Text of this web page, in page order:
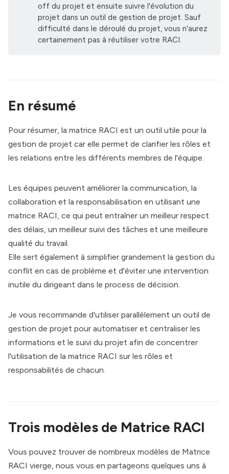
off du projet et ensuite suivre l'évolution du
projet dans un outil de gestion de projet. Sauf
difficulté dans le déroulé du projet, vous n'aurez
certainement pas à réutiliser votre RACI.
En résumé
Pour résumer, la matrice RACI est un outil utile pour la
gestion de projet car elle permet de clarifier les rôles et
les relations entre les différents membres de l'équipe.
Les équipes peuvent améliorer la communication, la
collaboration et la responsabilisation en utilisant une
matrice RACI, ce qui peut entraîner un meilleur respect
des délais, un meilleur suivi des tâches et une meilleure
qualité du travail.
Elle sert également à simplifier grandement la gestion du
conflit en cas de problème et d'éviter une intervention
inutile du dirigeant dans le process de décision.
Je vous recommande d'utiliser parallèlement un outil de
gestion de projet pour automatiser et centraliser les
informations et le suivi du projet afin de concentrer
l'utilisation de la matrice RACI sur les rôles et
responsabilités de chacun.
Trois modèles de Matrice RACI
Vous pouvez trouver de nombreux modèles de Matrice
RACI vierge, nous vous en partageons quelques uns à